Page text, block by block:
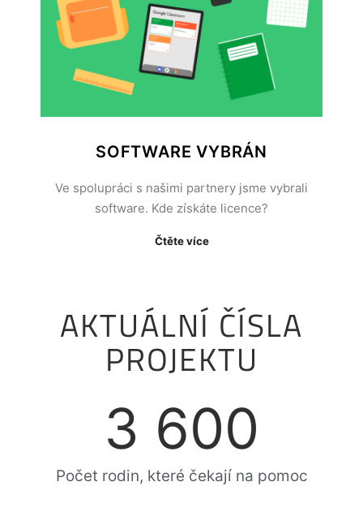
SOFTWARE VYBRÁN
Ve spolupráci s našimi partnery jsme vybrali
software. Kde získáte licence?
Čtěte více
AKTUÁLNÍ ČÍSLA
PROJEKTU
Počet rodin, které čekají na pomoc
3 600